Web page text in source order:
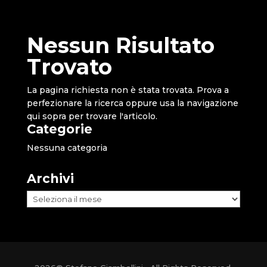
Nessun Risultato
Trovato
La pagina richiesta non è stata trovata. Prova a
perfezionare la ricerca oppure usa la navigazione
qui sopra per trovare l'articolo.
Categorie
Nessuna categoria
Archivi
Archivi